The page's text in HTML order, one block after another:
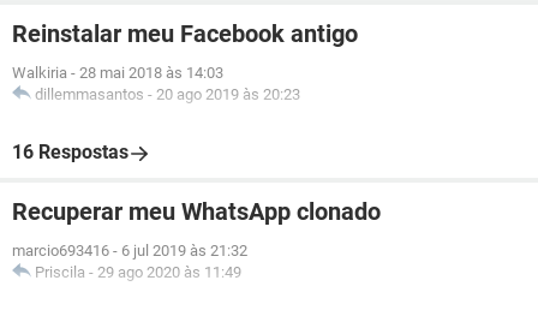
Reinstalar meu Facebook antigo
Walkiria - 28 mai 2018 às 14:03
dillemmasantos - 20 ago 2019 às 20:23
16 Respostas
Recuperar meu WhatsApp clonado
marcio693416 - 6 jul 2019 às 21:32
Priscila - 29 ago 2020 às 11:49